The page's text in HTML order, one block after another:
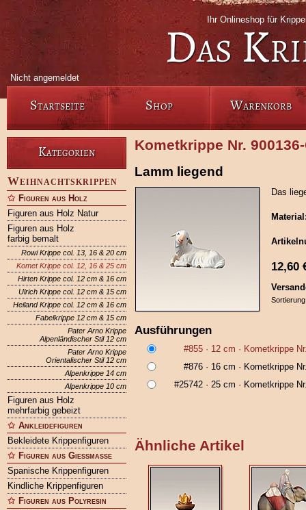
Ihr Onlineshop für
Das
Nicht angemeldet
Startseite Shop Warenkorb
Kategorien
Weihnachtskrippen
Figuren aus Holz
Figuren aus Holz Natur
Figuren aus Holz
farbig bemalt
Rowi Krippe col. 13, 16 & 20 cm
Komet Krippe col. 12, 16 & 25 cm
Hirten Krippe col. 12 cm & 16 cm
Ulrich Krippe col. 12 cm & 15 cm
Heiland Krippe col. 12 cm & 16 cm
Fabelkrippe 12 cm & 15 cm
Pater Arno Krippe
Alpenländischer Stil 12 cm
Pater Arno Krippe
Orientalischer Stil 12 cm
Alpenkrippe 14 cm
Alpenkrippe 10 cm
Figuren aus Holz
mehrfarbig gebeizt
Ankleidefiguren
Bekleidete Krippenfiguren
Figuren aus Gießmasse
Spanische Krippenfiguren
Kindliche Krippenfiguren
Figuren aus Polyresin
Kometkrippe Nr.
Lamm liegend
Das
12,60
Ausführungen
#855 · 12 cm · Kometkrippe
#876 · 16 cm · Kometkrippe
#25742 · 25 cm · Kometkrippe
Ähnliche Artikel